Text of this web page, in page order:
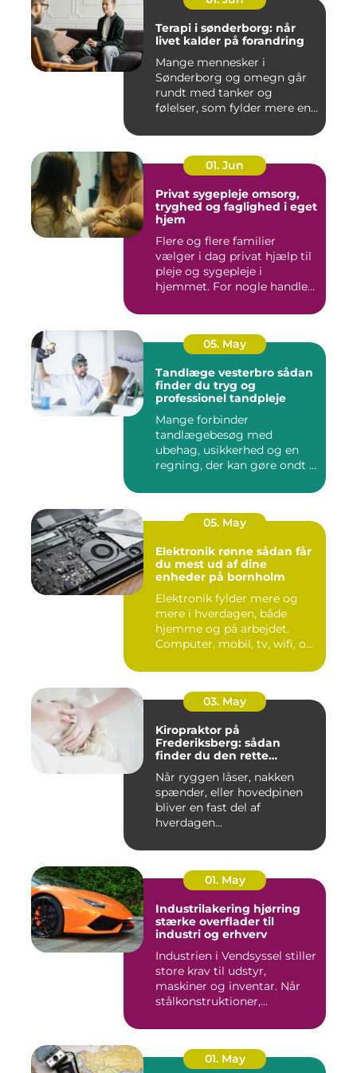
Terapi i sønderborg: når
livet kalder på forandring
Mange mennesker i
Sønderborg og omegn går
rundt med tanker og
følelser, som fylder mere end
01. Jun
Privat sygepleje omsorg,
tryghed og faglighed i eget
hjem
Flere og flere familier
vælger i dag privat hjælp til
pleje og sygepleje i
hjemmet. For nogle handle...
05. May
Tandlæge vesterbro sådan
finder du tryg og
professionel tandpleje
Mange forbinder
tandlægebesøg med
ubehag, usikkerhed og en
regning, der kan gøre ondt i
05. May
Elektronik rønne sådan får
du mest ud af dine
enheder på bornholm
Elektronik fylder mere og
mere i hverdagen, både
hjemme og på arbejdet.
Computer, mobil, tv, wifi, o...
03. May
Kiropraktor på
Frederiksberg: sådan
finder du den rette
Når ryggen låser, nakken
spænder, eller hovedpinen
bliver en fast del af
hverdagen...
01. May
Industrilakering hjørring
stærke overflader til
industri og erhverv
Industrien i Vendsyssel stiller
store krav til udstyr,
maskiner og inventar. Når
stålkonstruktioner,...
01. May